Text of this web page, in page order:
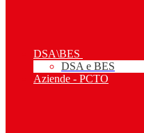
DSA\BES
DSA e BES
Aziende - PCTO